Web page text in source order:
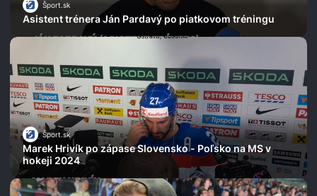
Šport.sk
Asistent trénera Ján Pardavý po piatkovom tréningu
Šport.sk
Marek Hrivík po zápase Slovensko - Poľsko na MS v
hokeji 2024